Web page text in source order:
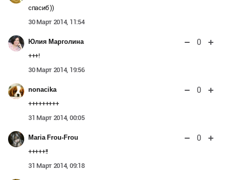
спасиб ))
30 Март 2014, 11:54
Юлия Марголина 0
+++!
30 Март 2014, 19:56
nonacika 0
+++++++++
31 Март 2014, 00:05
Maria Frou-Frou 0
+++++!!
31 Март 2014, 09:18